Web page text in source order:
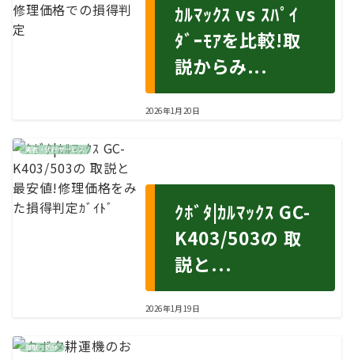
ｶﾙﾏｯｸｽ vs ｽﾊﾟｲ
ﾀﾞｰﾓｱを比較!取
説からみ...
2026年1月20日
業者・代行サービス
ｸﾎﾞﾀ|ｶﾙﾏｯｸｽ GC-
K403/503の 取
説と...
2026年1月19日
買取・処分